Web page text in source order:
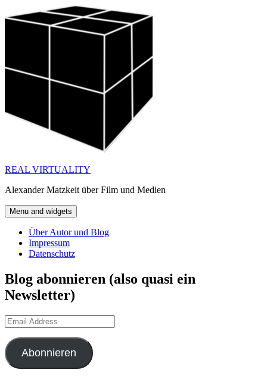
to
REAL VIRTUALITY
Alexander Matzkeit über Film und Medien
Menu and widgets
Über Autor und Blog
Impressum
Datenschutz
Blog abonnieren (also quasi ein
Newsletter)
Email
Address
Abonnieren